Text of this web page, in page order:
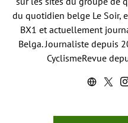
du quotidien belge Le Soir,
BX1 et actuellement
Belga. Journaliste depuis
CyclismeRevue